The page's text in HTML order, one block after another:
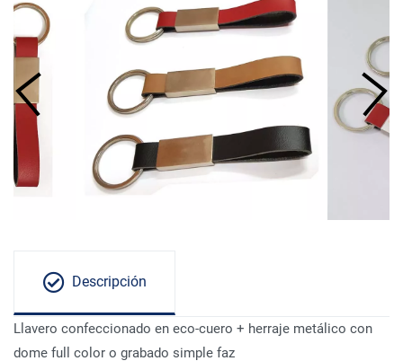
Descripción
Llavero confeccionado en eco-cuero + herraje metálico con
dome full color o grabado simple faz